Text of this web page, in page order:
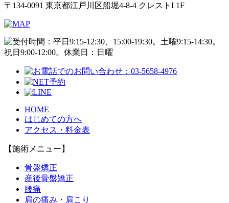
〒134-0091 東京都江戸川区船堀4-8-4 クレストI 1F
HOME
はじめての方へ
アクセス・料金表
【施術メニュー】
骨盤矯正
産後骨盤矯正
腰痛
肩の痛み・肩こり